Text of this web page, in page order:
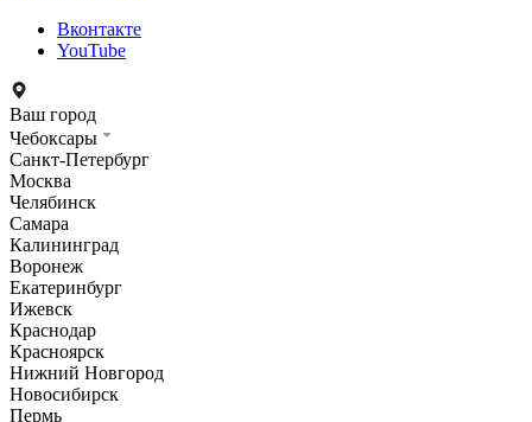
Вконтакте
YouTube
Ваш город
Чебоксары
Санкт-Петербург
Москва
Челябинск
Самара
Калининград
Воронеж
Екатеринбург
Ижевск
Краснодар
Красноярск
Нижний Новгород
Новосибирск
Пермь